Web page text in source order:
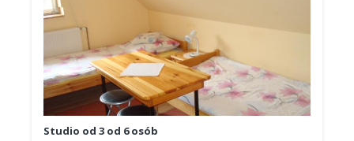
Studio od 3 od 6 osób